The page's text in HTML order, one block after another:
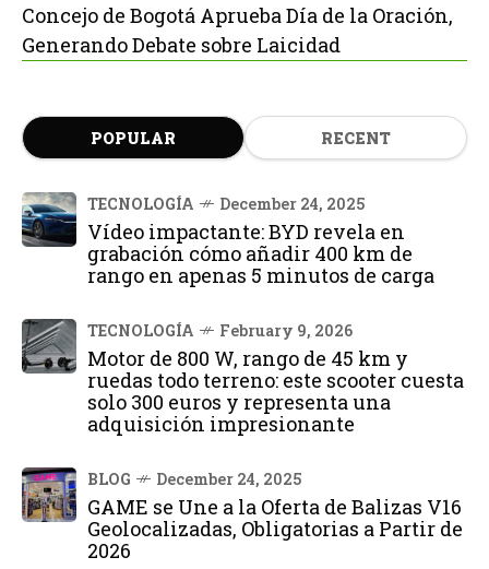
Concejo de Bogotá Aprueba Día de la Oración,
Generando Debate sobre Laicidad
POPULAR RECENT
TECNOLOGÍA December 24, 2025
Vídeo impactante: BYD revela en
grabación cómo añadir 400 km de
rango en apenas 5 minutos de carga
TECNOLOGÍA February 9, 2026
Motor de 800 W, rango de 45 km y
ruedas todo terreno: este scooter cuesta
solo 300 euros y representa una
adquisición impresionante
BLOG December 24, 2025
GAME se Une a la Oferta de Balizas V16
Geolocalizadas, Obligatorias a Partir de
2026